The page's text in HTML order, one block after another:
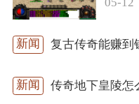
复古传奇能赚到
传奇地下皇陵怎